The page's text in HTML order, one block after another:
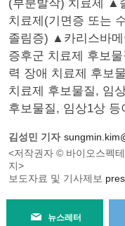
(부분발작) 치료제 ▲
치료제(기면증 또는
졸림증) ▲카리스바
증후군 치료제 후보
력 장애 치료제 후보
치료제 후보물질, 임
후보물질, 임상1상 등
김성민 기자
<저작권자 © 바이오스펙
지>
보도자료 및 기사제보
뉴스레터